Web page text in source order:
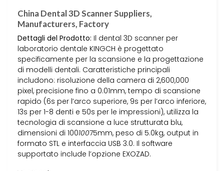
China Dental 3D Scanner Suppliers,
Manufacturers, Factory
Dettagli del Prodotto: Il dental 3D scanner per
laboratorio dentale KINGCH è progettato
specificamente per la scansione e la progettazione
di modelli dentali. Caratteristiche principali
includono: risoluzione della camera di 2,600,000
pixel, precisione fino a 0.01mm, tempo di scansione
rapido (6s per l’arco superiore, 9s per l’arco inferiore,
13s per 1-8 denti e 50s per le impressioni), utilizza la
tecnologia di scansione a luce strutturata blu,
dimensioni di 10010075mm, peso di 5.0kg, output in
formato STL e interfaccia USB 3.0. Il software
supportato include l’opzione EXOZAD.